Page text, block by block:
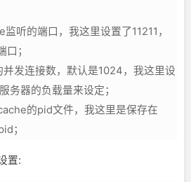
听的端口，我这里设置了11211，
；
发连接数，默认是1024，我这里设
务器的负载量来设定；
的pid文件，我这里是保存在
；
置: